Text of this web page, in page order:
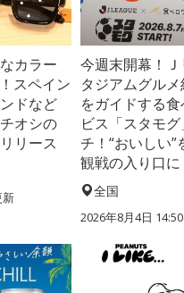
カラー
スペイン
ドなど
オシの
リース
新
今週末開幕！
タジアムグル
をガイドする
ビス「スタモ
チ！“おいしい”
観戦の入り口に
全国
2026年8月4日 14:50